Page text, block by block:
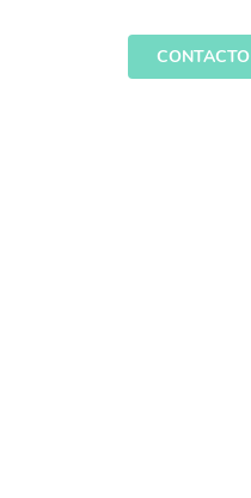
CONTACTO